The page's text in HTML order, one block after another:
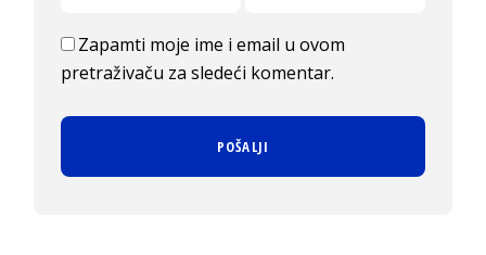
Zapamti moje ime i email u ovom
pretraživaču za sledeći komentar.